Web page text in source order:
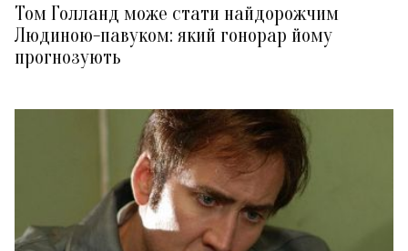
Том Голланд може стати найдорожчим
Людиною-павуком: який гонорар йому
прогнозують